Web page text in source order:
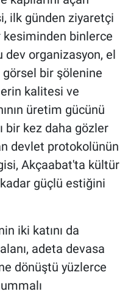
ilk günden ziyaretçi
kesiminden binlerce
dev organizasyon, el
bir şölenine
kalitesi ve
üretim gücünü
bir kez daha gözler
devlet protokolünün
Akçaabat'ta kültür
güçlü estiğini
iki katını da
adeta devasa
dönüştü yüzlerce